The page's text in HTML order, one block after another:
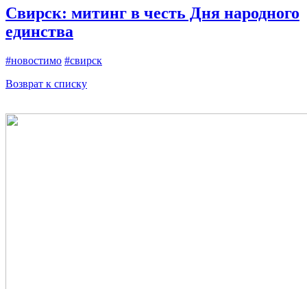
Свирск: митинг в честь Дня народного
единства
#новостимо #свирск
Возврат к списку